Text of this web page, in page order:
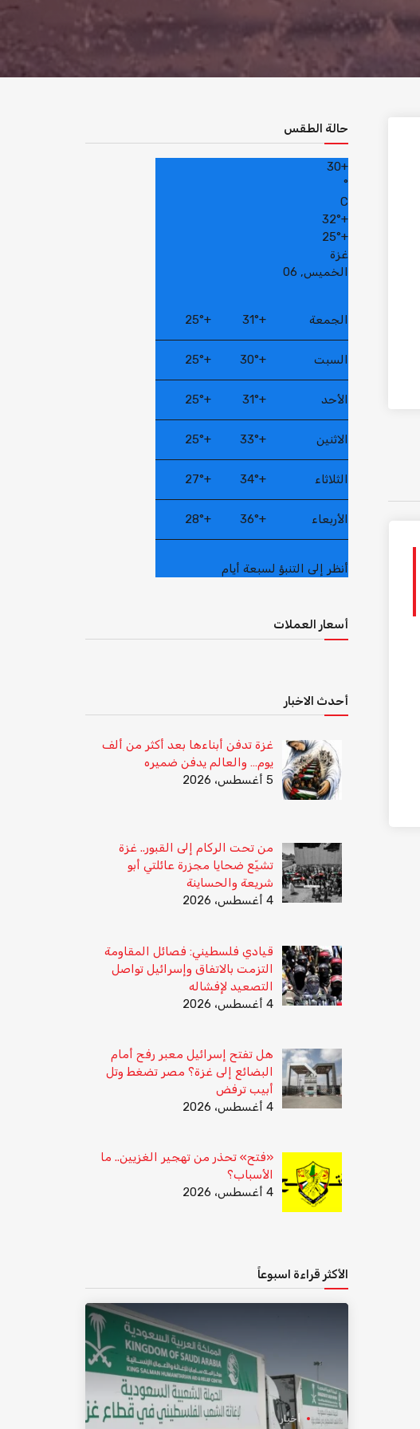
حالة الطقس
+
30
°
C
+
32°
+
25°
غزة
الخميس, 06
الجمعة +
31°
+
25°
السبت +
30°
+
25°
الأحد +
31°
+
25°
الاثنين +
33°
+
25°
الثلاثاء +
34°
+
27°
الأربعاء +
36°
+
28°
أنظر إلى التنبؤ لسبعة أيام
أسعار العملات
أحدث الاخبار
غزة تدفن أبناءها بعد أكثر من ألف
يوم… والعالم يدفن ضميره
5 أغسطس، 2026
من تحت الركام إلى القبور.. غزة
تشيّع ضحايا مجزرة عائلتي أبو
شريعة والحساينة
4 أغسطس، 2026
قيادي فلسطيني: فصائل المقاومة
التزمت بالاتفاق وإسرائيل تواصل
التصعيد لإفشاله
4 أغسطس، 2026
هل تفتح إسرائيل معبر رفح أمام
البضائع إلى غزة؟ مصر تضغط وتل
أبيب ترفض
4 أغسطس، 2026
«فتح» تحذر من تهجير الغزيين.. ما
الأسباب؟
4 أغسطس، 2026
الأكثر قراءة اسبوعاً
أخبار